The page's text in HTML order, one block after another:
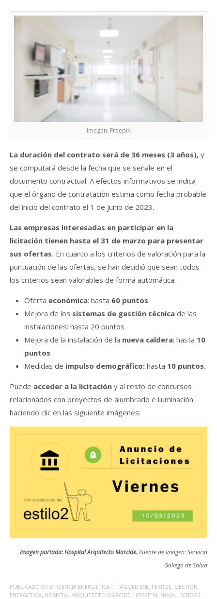
Imagen: Freepik
La duración del contrato será de 36 meses (3 años), y
se computará desde la fecha que se señale en el
documento contractual. A efectos informativos se indica
que el órgano de contratación estima como fecha probable
del inicio del contrato el 1 de junio de 2023.
Las empresas interesadas en participar en la
licitación tienen hasta el 31 de marzo para presentar
sus ofertas. En cuanto a los criterios de valoración para la
puntuación de las ofertas, se han decidió que sean todos
los criterios sean valorables de forma automática:
Oferta económica: hasta 60 puntos
Mejora de los sistemas de gestión técnica de las
instalaciones: hasta 20 puntos
Mejora de la instalación de la nueva caldera: hasta 10
puntos
Medidas de impulso demográfico: hasta 10 puntos.
Puede acceder a la licitación y al resto de concursos
relacionados con proyectos de alumbrado e iluminación
haciendo clic en las siguiente imágenes:
Imagen portada: Hospital Arquitecto Marcide. Fuente de Imagen: Servicio
Gallego de Salud
PUBLICADO EN EFICIENCIA ENERGÉTICA | TAGGED ESE, FERROL , GESTIÓN
ENERGÉTICA, HOSPITAL ARQUITECTO MARCIDE, HOSPITAL NAVAL , SERGAS